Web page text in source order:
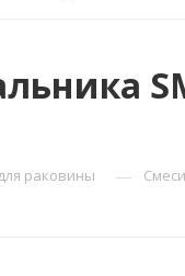
раковины —